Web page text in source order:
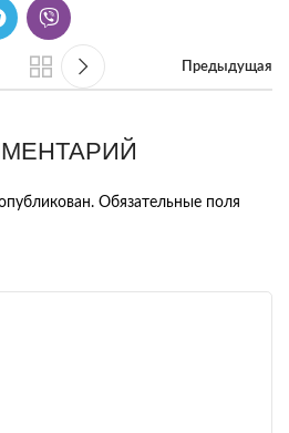
Предыдущая
Обязательные поля